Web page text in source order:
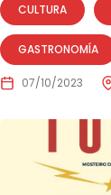
CULTURA
GASTRONOMÍA
07/10/2023